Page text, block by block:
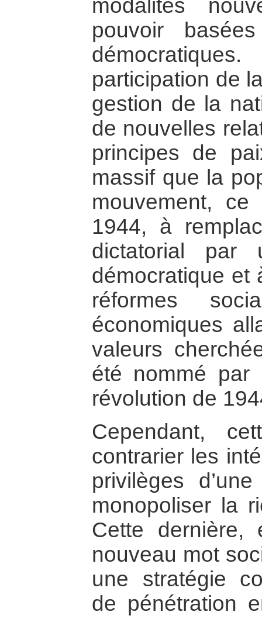
modalités
pouvoir
participation de
gestion de la
de nouvelles
principes de
massif que la
mouvement,
1944, à
dictatorial par
démocratique et
réformes
économiques
valeurs
été nommé
révolution de
Cependant,
contrarier les
privilèges
monopoliser la
Cette dernière,
nouveau mot
une stratégie
de pénétration